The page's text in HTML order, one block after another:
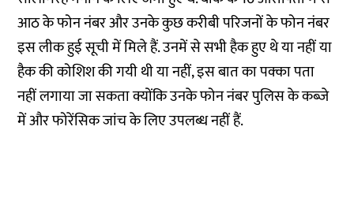
आठ के फोन नंबर और उनके कुछ करीबी परिजनों के फोन नंबर
इस लीक हुई सूची में मिले हैं. उनमें से सभी हैक हुए थे या नहीं या
हैक की कोशिश की गयी थी या नहीं, इस बात का पक्का पता
नहीं लगाया जा सकता क्योंकि उनके फोन नंबर पुलिस के कब्जे
में और फोरेंसिक जांच के लिए उपलब्ध नहीं हैं.